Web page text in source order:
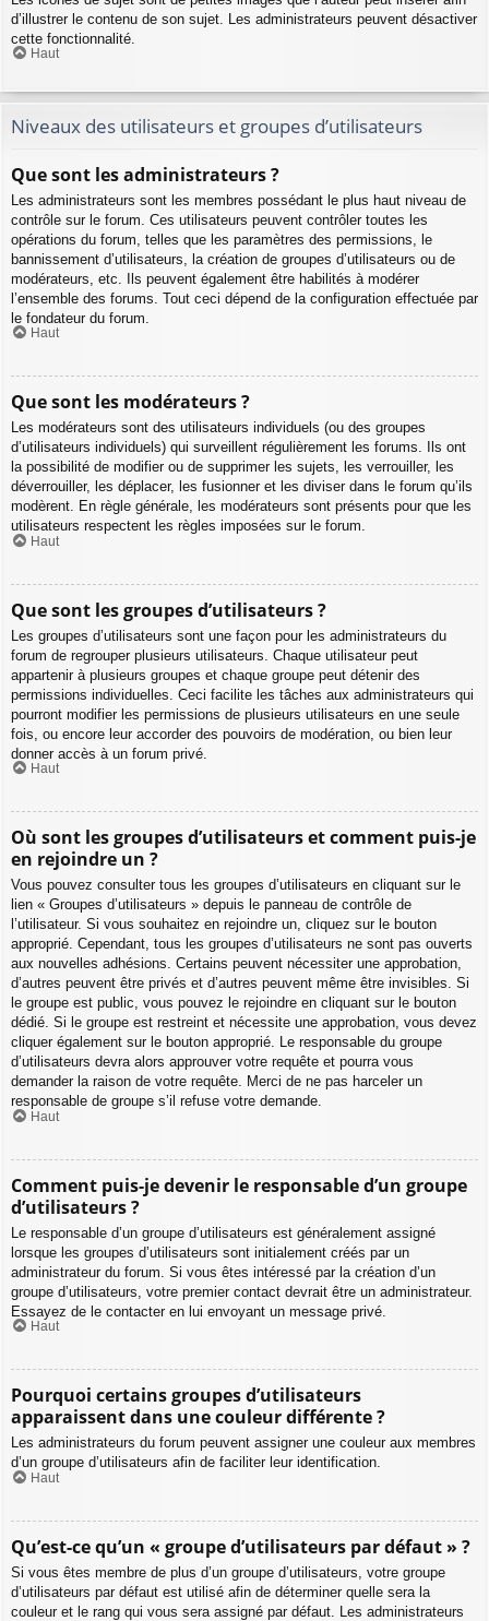
d’illustrer le contenu de son sujet. Les administrateurs peuvent désactiver
cette fonctionnalité.
Haut
Niveaux des utilisateurs et groupes d’utilisateurs
Que sont les administrateurs ?
Les administrateurs sont les membres possédant le plus haut niveau de
contrôle sur le forum. Ces utilisateurs peuvent contrôler toutes les
opérations du forum, telles que les paramètres des permissions, le
bannissement d’utilisateurs, la création de groupes d’utilisateurs ou de
modérateurs, etc. Ils peuvent également être habilités à modérer
l’ensemble des forums. Tout ceci dépend de la configuration effectuée par
le fondateur du forum.
Haut
Que sont les modérateurs ?
Les modérateurs sont des utilisateurs individuels (ou des groupes
d’utilisateurs individuels) qui surveillent régulièrement les forums. Ils ont
la possibilité de modifier ou de supprimer les sujets, les verrouiller, les
déverrouiller, les déplacer, les fusionner et les diviser dans le forum qu’ils
modèrent. En règle générale, les modérateurs sont présents pour que les
utilisateurs respectent les règles imposées sur le forum.
Haut
Que sont les groupes d’utilisateurs ?
Les groupes d’utilisateurs sont une façon pour les administrateurs du
forum de regrouper plusieurs utilisateurs. Chaque utilisateur peut
appartenir à plusieurs groupes et chaque groupe peut détenir des
permissions individuelles. Ceci facilite les tâches aux administrateurs qui
pourront modifier les permissions de plusieurs utilisateurs en une seule
fois, ou encore leur accorder des pouvoirs de modération, ou bien leur
donner accès à un forum privé.
Haut
Où sont les groupes d’utilisateurs et comment puis-je
en rejoindre un ?
Vous pouvez consulter tous les groupes d’utilisateurs en cliquant sur le
lien « Groupes d’utilisateurs » depuis le panneau de contrôle de
l’utilisateur. Si vous souhaitez en rejoindre un, cliquez sur le bouton
approprié. Cependant, tous les groupes d’utilisateurs ne sont pas ouverts
aux nouvelles adhésions. Certains peuvent nécessiter une approbation,
d’autres peuvent être privés et d’autres peuvent même être invisibles. Si
le groupe est public, vous pouvez le rejoindre en cliquant sur le bouton
dédié. Si le groupe est restreint et nécessite une approbation, vous devez
cliquer également sur le bouton approprié. Le responsable du groupe
d’utilisateurs devra alors approuver votre requête et pourra vous
demander la raison de votre requête. Merci de ne pas harceler un
responsable de groupe s’il refuse votre demande.
Haut
Comment puis-je devenir le responsable d’un groupe
d’utilisateurs ?
Le responsable d’un groupe d’utilisateurs est généralement assigné
lorsque les groupes d’utilisateurs sont initialement créés par un
administrateur du forum. Si vous êtes intéressé par la création d’un
groupe d’utilisateurs, votre premier contact devrait être un administrateur.
Essayez de le contacter en lui envoyant un message privé.
Haut
Pourquoi certains groupes d’utilisateurs
apparaissent dans une couleur différente ?
Les administrateurs du forum peuvent assigner une couleur aux membres
d’un groupe d’utilisateurs afin de faciliter leur identification.
Haut
Qu’est-ce qu’un « groupe d’utilisateurs par défaut » ?
Si vous êtes membre de plus d’un groupe d’utilisateurs, votre groupe
d’utilisateurs par défaut est utilisé afin de déterminer quelle sera la
couleur et le rang qui vous sera assigné par défaut. Les administrateurs